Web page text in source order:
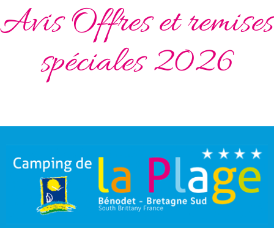
Avis Offres et remises
spéciales 2026